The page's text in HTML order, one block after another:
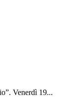
Venerdì 19...